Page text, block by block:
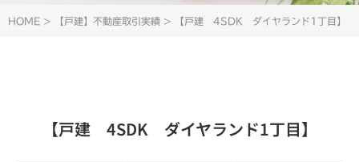
HOME > 【戸建】不動産取引実績 > 【戸建 4SDK ダイヤランド1丁目】
【戸建 4SDK ダイヤランド1丁目】